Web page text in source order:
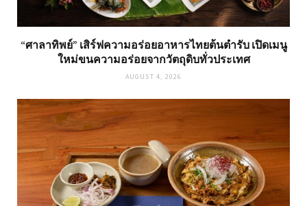
“ศาลาทิพย์” เสิร์ฟความอร่อยอาหารไทยต้นตำรับ เปิดเมนู
ใหม่ขนความอร่อยจากวัตถุดิบทั่วประเทศ
AUGUST 4, 2026